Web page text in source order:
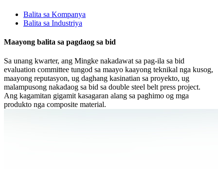
Balita sa Kompanya
Balita sa Industriya
Maayong balita sa pagdaog sa bid
Sa unang kwarter, ang Mingke nakadawat sa pag-ila sa bid
evaluation committee tungod sa maayo kaayong teknikal nga kusog,
maayong reputasyon, ug daghang kasinatian sa proyekto, ug
malampusong nakadaog sa bid sa double steel belt press project.
Ang kagamitan gigamit kasagaran alang sa paghimo og mga
produkto nga composite material.